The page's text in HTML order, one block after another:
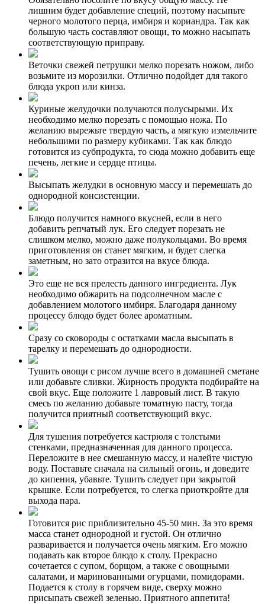
лишним будет добавление специй, поэтому насыпьте
черного молотого перца, имбиря и кориандра. Так как
большую часть составляют овощи, то можно насыпать
соответствующую приправу.
Веточки свежей петрушки мелко порезать ножом, либо
возьмите из морозилки. Отлично подойдет для такого
блюда укроп или кинза.
Куриные желудочки получаются полусырыми. Их
необходимо мелко порезать с помощью ножа. По
желанию вырежьте твердую часть, а мягкую измельчите
небольшими по размеру кубиками. Так как блюдо
готовится из субпродукта, то сюда можно добавить еще
печень, легкие и сердце птицы.
Высыпать желудки в основную массу и перемешать до
однородной консистенции.
Блюдо получится намного вкусней, если в него
добавить репчатый лук. Его следует порезать не
слишком мелко, можно даже полукольцами. Во время
приготовления он станет мягким, и будет слегка
заметным, но зато отразится на вкусе блюда.
Это еще не вся прелесть данного ингредиента. Лук
необходимо обжарить на подсолнечном масле с
добавлением молотого имбиря. Благодаря данному
процессу блюдо будет более ароматным.
Сразу со сковороды с остатками масла высыпать в
тарелку и перемешать до однородности.
Тушить овощи с рисом лучше всего в домашней сметане
или добавьте сливки. Жирность продукта подбирайте на
свой вкус. Еще положите 1 лавровый лист. В такую
смесь по желанию добавьте томатную пасту, тогда
получится приятный соответствующий вкус.
Для тушения потребуется кастрюля с толстыми
стенками, предназначенная для данного процесса.
Переложите в нее смешанную массу, и налейте чистую
воду. Поставьте сначала на сильный огонь, и доведите
до кипения, убавьте. Тушить следует при закрытой
крышке. Если потребуется, то слегка приоткройте для
выхода пара.
Готовится рис приблизительно 45-50 мин. За это время
масса станет однородной и густой. Он отлично
разваривается и получается очень мягким. Его можно
подавать как второе блюдо к столу. Прекрасно
сочетается с супом, борщом, а также с овощными
салатами, и маринованными огурцами, помидорами.
Подается к столу в горячем виде, сверху можно
присыпать свежей зеленью. Приятного аппетита!